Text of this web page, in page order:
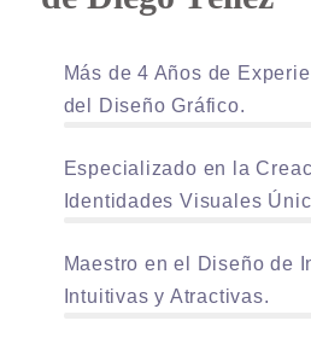
Más de 4 Años de
del Diseño Gráfico.
Especializado en la
Identidades Visuales
Maestro en el Diseño de
Intuitivas y Atractivas.